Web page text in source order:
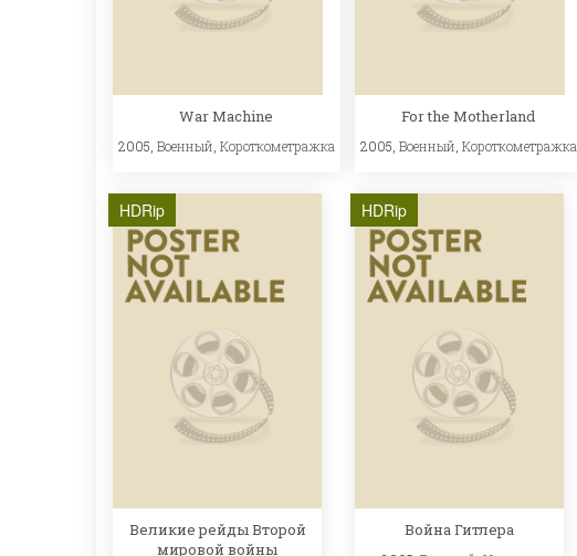
War Machine
2005, Военный Короткометражка
For the Motherland
2005, Военный Короткометражка
HDRip
Великие рейды Второй
мировой войны
HDRip
Война Гитлера